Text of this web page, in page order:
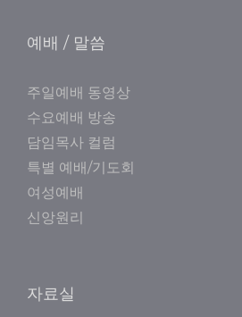
예배 / 말씀
주일예배 동영상
수요예배 방송
담임목사 컬럼
특별 예배/기도회
여성예배
신앙원리
자료실